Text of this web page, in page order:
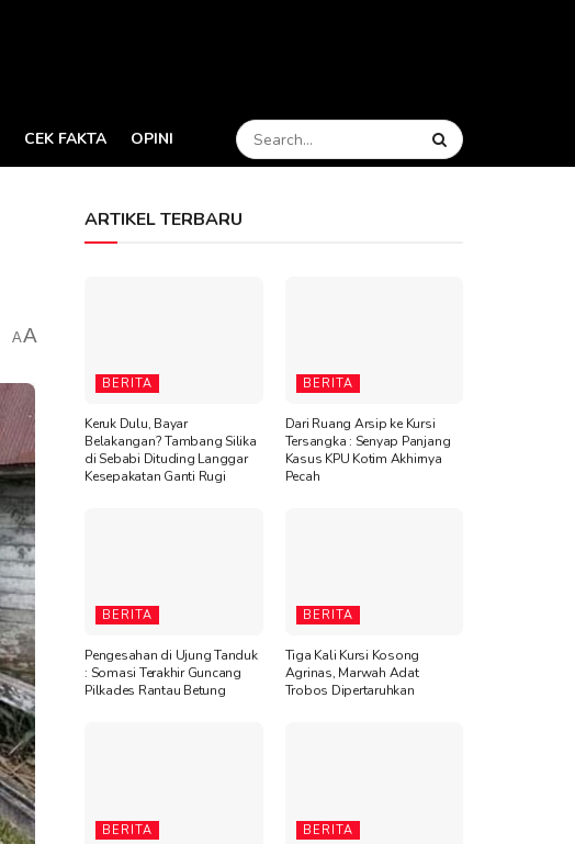
CEK FAKTA OPINI
AA
ARTIKEL TERBARU
BERITA
Keruk Dulu, Bayar
Belakangan? Tambang Silika
di Sebabi Dituding Langgar
Kesepakatan Ganti Rugi
BERITA
Dari Ruang Arsip ke Kursi
Tersangka : Senyap Panjang
Kasus KPU Kotim Akhirnya
Pecah
BERITA
Pengesahan di Ujung Tanduk
: Somasi Terakhir Guncang
Pilkades Rantau Betung
BERITA
Tiga Kali Kursi Kosong
Agrinas, Marwah Adat
Trobos Dipertaruhkan
BERITA BERITA